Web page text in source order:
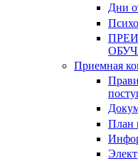
Дни
Приемная
План